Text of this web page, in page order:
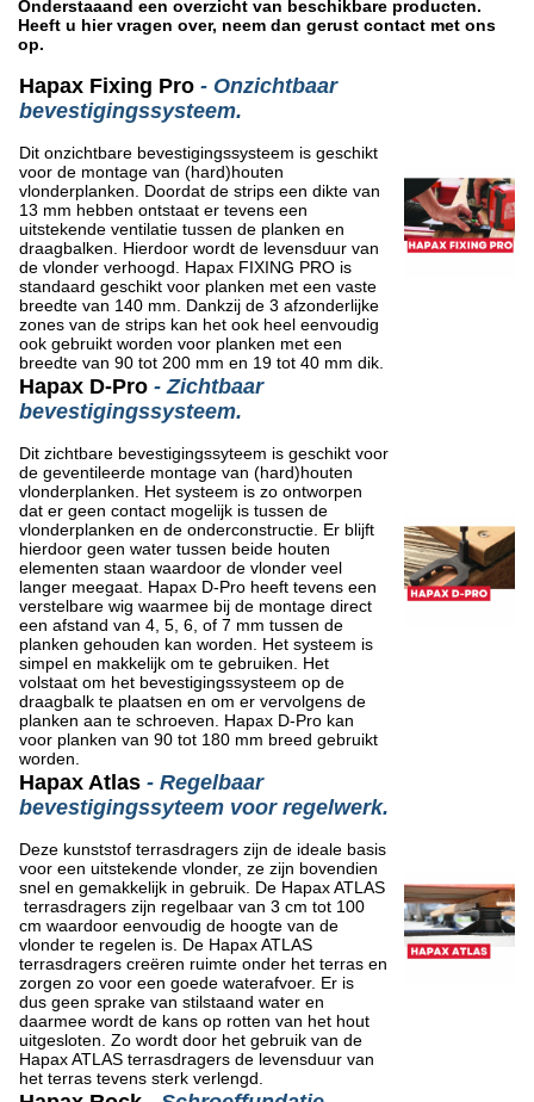
Onderstaaand een overzicht van beschikbare producten.
Heeft u hier vragen over, neem dan gerust contact met ons
op.
Hapax Fixing Pro - Onzichtbaar
bevestigingssysteem.
Dit onzichtbare bevestigingssysteem is geschikt
voor de montage van (hard)houten
vlonderplanken. Doordat de strips een dikte van
13 mm hebben ontstaat er tevens een
uitstekende ventilatie tussen de planken en
draagbalken. Hierdoor wordt de levensduur van
de vlonder verhoogd. Hapax FIXING PRO is
standaard geschikt voor planken met een vaste
breedte van 140 mm. Dankzij de 3 afzonderlijke
zones van de strips kan het ook heel eenvoudig
ook gebruikt worden voor planken met een
breedte van 90 tot 200 mm en 19 tot 40 mm dik.
Hapax D-Pro - Zichtbaar
bevestigingssysteem.
Dit zichtbare bevestigingssyteem is geschikt voor
de geventileerde montage van (hard)houten
vlonderplanken. Het systeem is zo ontworpen
dat er geen contact mogelijk is tussen de
vlonderplanken en de onderconstructie. Er blijft
hierdoor geen water tussen beide houten
elementen staan waardoor de vlonder veel
langer meegaat. Hapax D-Pro heeft tevens een
verstelbare wig waarmee bij de montage direct
een afstand van 4, 5, 6, of 7 mm tussen de
planken gehouden kan worden. Het systeem is
simpel en makkelijk om te gebruiken. Het
volstaat om het bevestigingssysteem op de
draagbalk te plaatsen en om er vervolgens de
planken aan te schroeven. Hapax D-Pro kan
voor planken van 90 tot 180 mm breed gebruikt
worden.
Hapax Atlas - Regelbaar
bevestigingssyteem voor regelwerk.
Deze kunststof terrasdragers zijn de ideale basis
voor een uitstekende vlonder, ze zijn bovendien
snel en gemakkelijk in gebruik. De Hapax ATLAS
terrasdragers zijn regelbaar van 3 cm tot 100
cm waardoor eenvoudig de hoogte van de
vlonder te regelen is. De Hapax ATLAS
terrasdragers creëren ruimte onder het terras en
zorgen zo voor een goede waterafvoer. Er is
dus geen sprake van stilstaand water en
daarmee wordt de kans op rotten van het hout
uitgesloten. Zo wordt door het gebruik van de
Hapax ATLAS terrasdragers de levensduur van
het terras tevens sterk verlengd.